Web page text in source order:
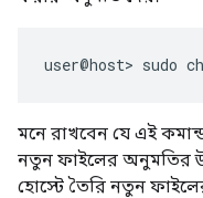
মনে রাখবেন যে এই
নতুন ফাইলের অনুমতির
হোস্টে তৈরি নতুন